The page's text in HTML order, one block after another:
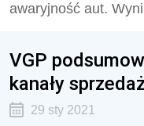
awaryjność aut.
VGP
kanały
29 sty 2021